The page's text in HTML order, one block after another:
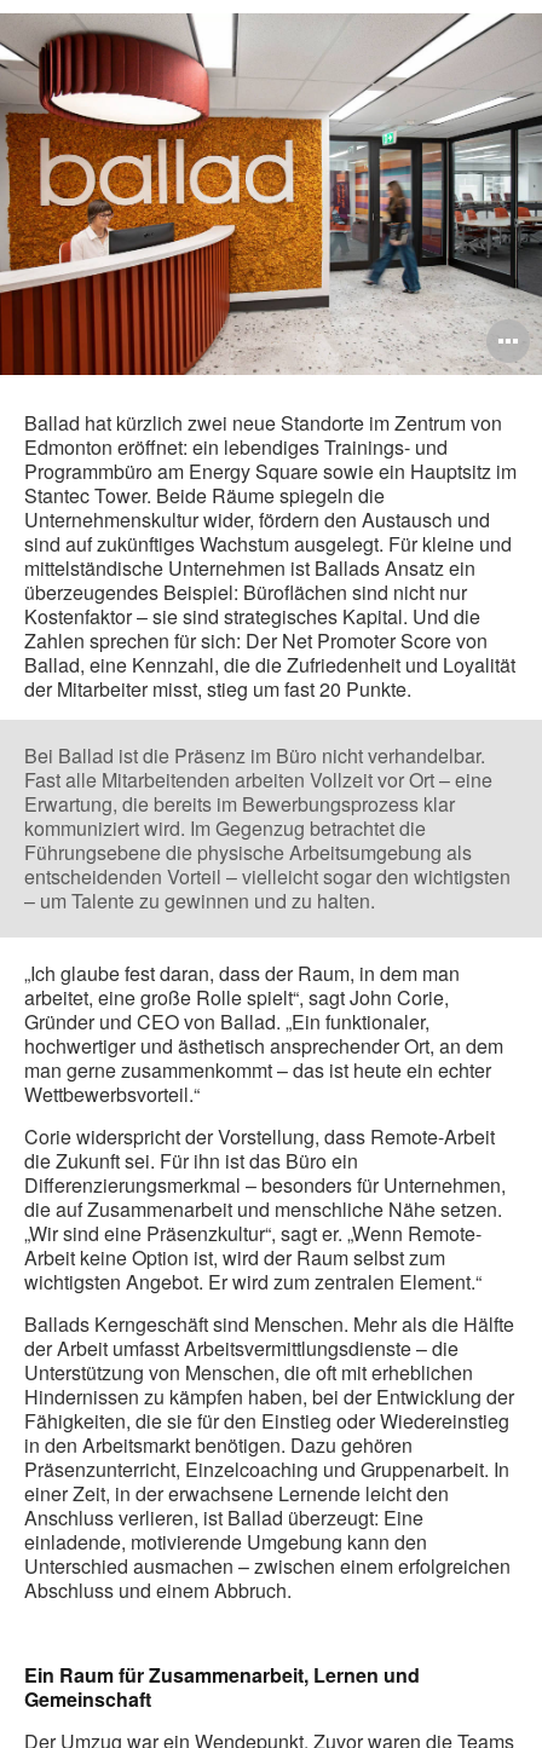
Ballad hat kürzlich zwei neue Standorte im Zentrum von
Edmonton eröffnet: ein lebendiges Trainings- und
Programmbüro am Energy Square sowie ein Hauptsitz im
Stantec Tower. Beide Räume spiegeln die
Unternehmenskultur wider, fördern den Austausch und
sind auf zukünftiges Wachstum ausgelegt. Für kleine und
mittelständische Unternehmen ist Ballads Ansatz ein
überzeugendes Beispiel: Büroflächen sind nicht nur
Kostenfaktor – sie sind strategisches Kapital. Und die
Zahlen sprechen für sich: Der Net Promoter Score von
Ballad, eine Kennzahl, die die Zufriedenheit und Loyalität
der Mitarbeiter misst, stieg um fast 20 Punkte.
Bei Ballad ist die Präsenz im Büro nicht verhandelbar.
Fast alle Mitarbeitenden arbeiten Vollzeit vor Ort – eine
Erwartung, die bereits im Bewerbungsprozess klar
kommuniziert wird. Im Gegenzug betrachtet die
Führungsebene die physische Arbeitsumgebung als
entscheidenden Vorteil – vielleicht sogar den wichtigsten
– um Talente zu gewinnen und zu halten.
„Ich glaube fest daran, dass der Raum, in dem man
arbeitet, eine große Rolle spielt“, sagt John Corie,
Gründer und CEO von Ballad. „Ein funktionaler,
hochwertiger und ästhetisch ansprechender Ort, an dem
man gerne zusammenkommt – das ist heute ein echter
Wettbewerbsvorteil.“
Corie widerspricht der Vorstellung, dass Remote-Arbeit
die Zukunft sei. Für ihn ist das Büro ein
Differenzierungsmerkmal – besonders für Unternehmen,
die auf Zusammenarbeit und menschliche Nähe setzen.
„Wir sind eine Präsenzkultur“, sagt er. „Wenn Remote-
Arbeit keine Option ist, wird der Raum selbst zum
wichtigsten Angebot. Er wird zum zentralen Element.“
Ballads Kerngeschäft sind Menschen. Mehr als die Hälfte
der Arbeit umfasst Arbeitsvermittlungsdienste – die
Unterstützung von Menschen, die oft mit erheblichen
Hindernissen zu kämpfen haben, bei der Entwicklung der
Fähigkeiten, die sie für den Einstieg oder Wiedereinstieg
in den Arbeitsmarkt benötigen. Dazu gehören
Präsenzunterricht, Einzelcoaching und Gruppenarbeit. In
einer Zeit, in der erwachsene Lernende leicht den
Anschluss verlieren, ist Ballad überzeugt: Eine
einladende, motivierende Umgebung kann den
Unterschied ausmachen – zwischen einem erfolgreichen
Abschluss und einem Abbruch.
Ein Raum für Zusammenarbeit, Lernen und
Gemeinschaft
Der Umzug war ein Wendepunkt. Zuvor waren die Teams